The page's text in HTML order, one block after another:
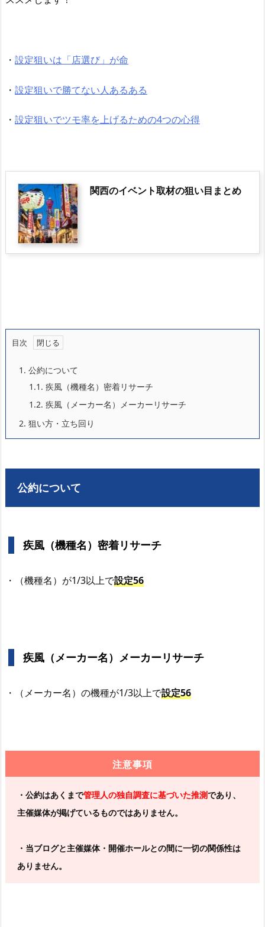
・ 設定狙いは「店選び」が命
・ 設定狙いで勝てない人あるある
・ 設定狙いでツモ率を上げるための4つの心得
関西のイベント取材の狙い目まとめ
目次
1. 公約について
1.1. 疾風（機種名）密着リサーチ
1.2. 疾風（メーカー名）メーカーリサーチ
2. 狙い方・立ち回り
公約について
疾風（機種名）密着リサーチ
・（機種名）が1/3以上で設定56
疾風（メーカー名）メーカーリサーチ
・（メーカー名）の機種が1/3以上で設定56
注意事項
・公約はあくまで管理人の独自調査に基づいた推測であり、
主催媒体が掲げているものではありません。
・当ブログと主催媒体・開催ホールとの間に一切の関係性は
ありません。